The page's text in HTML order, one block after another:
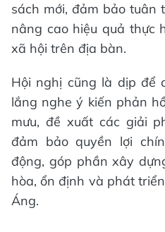
sách mới, đảm bảo tuân
nâng cao hiệu quả thực
xã hội trên địa bàn.
Hội nghị cũng là dịp để
lắng nghe ý kiến phản
mưu, đề xuất các giải
đảm bảo quyền lợi
động, góp phần xây
hòa, ổn định và phát
Áng.